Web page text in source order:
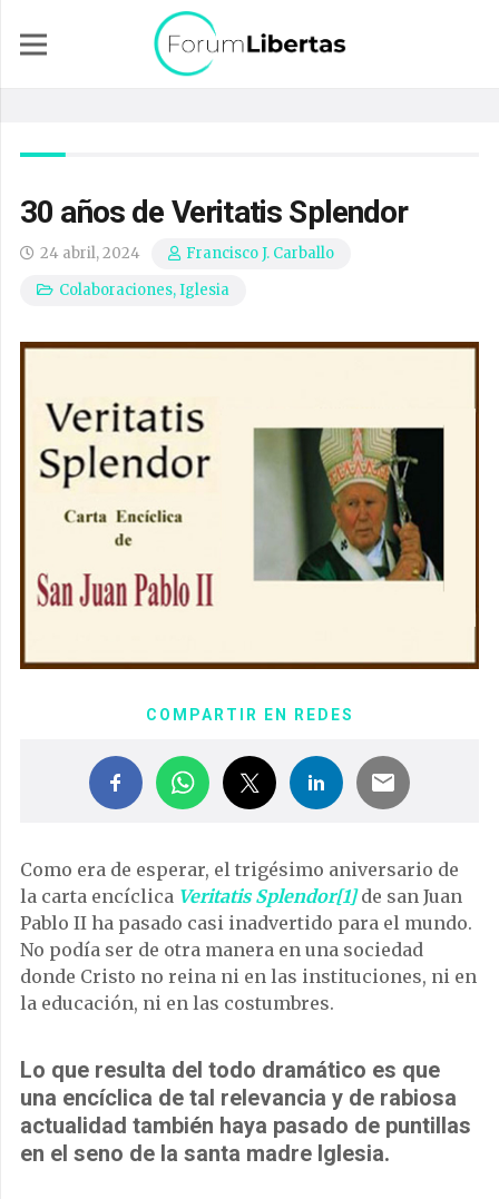
30 años de Veritatis Splendor
24 abril, 2024
Francisco J. Carballo
Colaboraciones,Iglesia
COMPARTIR EN REDES
Como era de esperar, el trigésimo aniversario de
la carta encíclica Veritatis Splendor[1]de san Juan
Pablo II ha pasado casi inadvertido para el mundo.
No podía ser de otra manera en una sociedad
donde Cristo no reina ni en las instituciones, ni en
la educación, ni en las costumbres.
Lo que resulta del todo dramático es que
una encíclica de tal relevancia y de rabiosa
actualidad también haya pasado de puntillas
en el seno de la santa madre Iglesia.